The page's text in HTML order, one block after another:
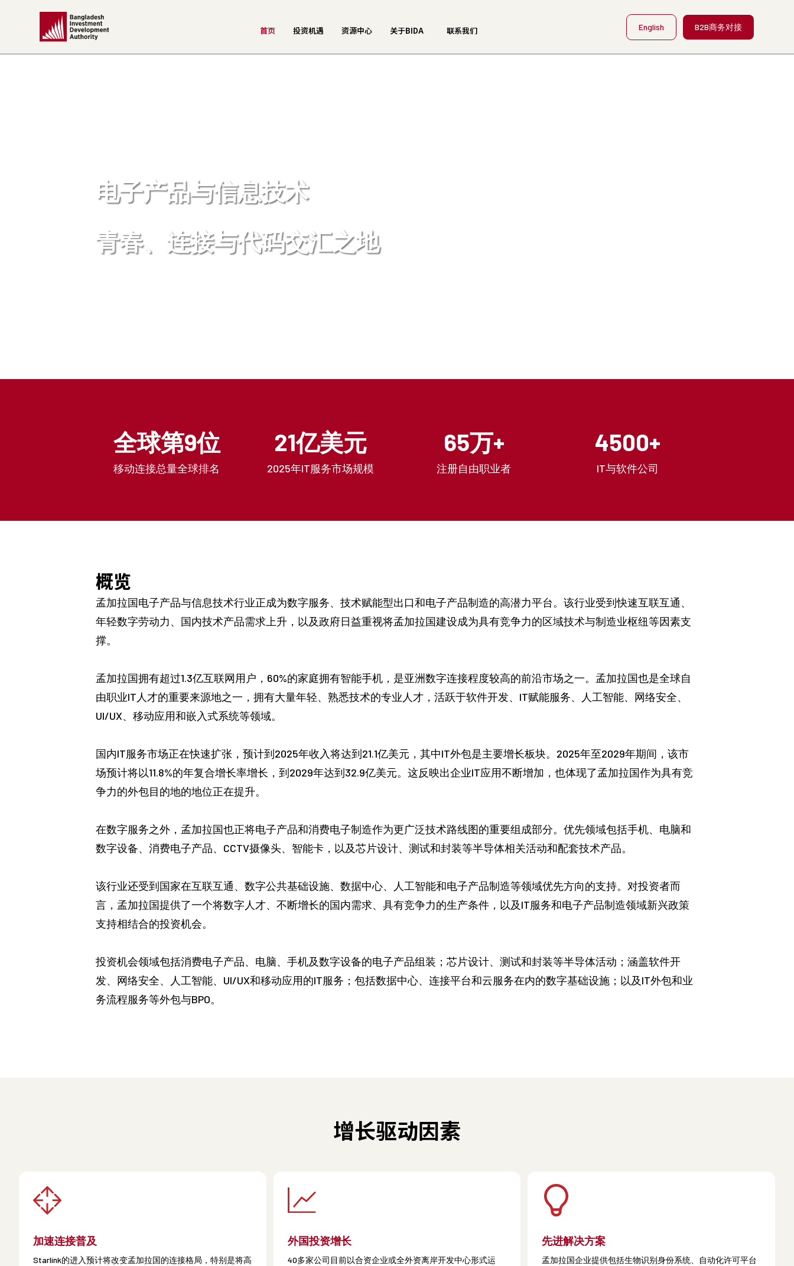
首页 投资机遇 资源中心 关于BIDA 联系我们 English B2B商务对接
电子产品与信息技术
青春、连接与代码交汇之地
全球第9位
移动连接总量全球排名
21亿美元
2025年IT服务市场规模
65万+
注册自由职业者
4500+
IT与软件公司
概览
孟加拉国电子产品与信息技术行业正成为数字服务、技术赋能型出口和电子产品制造的高潜力平台。该行业受到快速互联互通、
年轻数字劳动力、国内技术产品需求上升，以及政府日益重视将孟加拉国建设成为具有竞争力的区域技术与制造业枢纽等因素支
撑。
孟加拉国拥有超过1.3亿互联网用户，60%的家庭拥有智能手机，是亚洲数字连接程度较高的前沿市场之一。孟加拉国也是全球自
由职业IT人才的重要来源地之一，拥有大量年轻、熟悉技术的专业人才，活跃于软件开发、IT赋能服务、人工智能、网络安全、
UI/UX、移动应用和嵌入式系统等领域。
国内IT服务市场正在快速扩张，预计到2025年收入将达到21.1亿美元，其中IT外包是主要增长板块。2025年至2029年期间，该市
场预计将以11.8%的年复合增长率增长，到2029年达到32.9亿美元。这反映出企业IT应用不断增加，也体现了孟加拉国作为具有竞
争力的外包目的地的地位正在提升。
在数字服务之外，孟加拉国也正将电子产品和消费电子制造作为更广泛技术路线图的重要组成部分。优先领域包括手机、电脑和
数字设备、消费电子产品、CCTV摄像头、智能卡，以及芯片设计、测试和封装等半导体相关活动和配套技术产品。
该行业还受到国家在互联互通、数字公共基础设施、数据中心、人工智能和电子产品制造等领域优先方向的支持。对投资者而
言，孟加拉国提供了一个将数字人才、不断增长的国内需求、具有竞争力的生产条件，以及IT服务和电子产品制造领域新兴政策
支持相结合的投资机会。
投资机会领域包括消费电子产品、电脑、手机及数字设备的电子产品组装；芯片设计、测试和封装等半导体活动；涵盖软件开
发、网络安全、人工智能、UI/UX和移动应用的IT服务；包括数据中心、连接平台和云服务在内的数字基础设施；以及IT外包和业
务流程服务等外包与BPO。
增长驱动因素
加速连接普及
Starlink的进入预计将改变孟加拉国的连接格局，特别是将高
外国投资增长
40多家公司目前以合资企业或全外资离岸开发中心形式运
先进解决方案
孟加拉国企业提供包括生物识别身份系统、自动化许可平台